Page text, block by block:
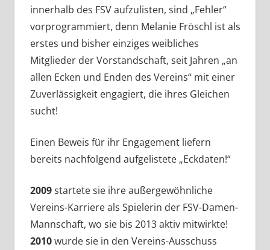
innerhalb des FSV aufzulisten, sind „Fehler“
vorprogrammiert, denn Melanie Fröschl ist als
erstes und bisher einziges weibliches
Mitglieder der Vorstandschaft, seit Jahren „an
allen Ecken und Enden des Vereins“ mit einer
Zuverlässigkeit engagiert, die ihres Gleichen
sucht!
Einen Beweis für ihr Engagement liefern
bereits nachfolgend aufgelistete „Eckdaten!“
2009startete sie ihre außergewöhnliche
Vereins-Karriere als Spielerin der FSV-Damen-
Mannschaft, wo sie bis 2013 aktiv mitwirkte!
2010wurde sie in den Vereins-Ausschuss